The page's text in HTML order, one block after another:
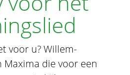
voor u? Willem-
Maxima die voor een